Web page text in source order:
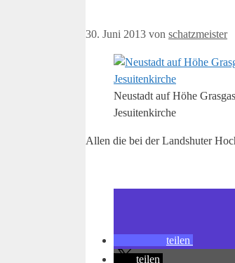
30. Juni 2013 von schatzmeister
Neustadt auf Höhe
Jesuitenkirche
Allen die bei der Landshuter
teilen
teilen